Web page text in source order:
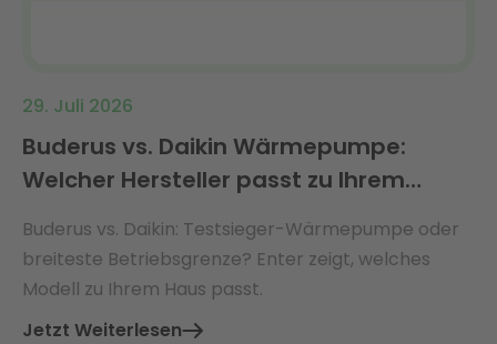
29. Juli 2026
Buderus vs. Daikin Wärmepumpe:
Welcher Hersteller passt zu Ihrem
Buderus vs. Daikin: Testsieger-Wärmepumpe oder
breiteste Betriebsgrenze? Enter zeigt, welches
Modell zu Ihrem Haus passt.
Jetzt Weiterlesen